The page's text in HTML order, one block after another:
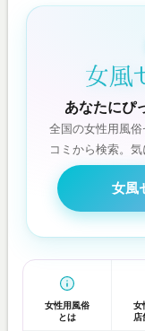
あなたにぴ
全国の女性用風
コミから検索。
女風
女性用風俗
とは
女
店